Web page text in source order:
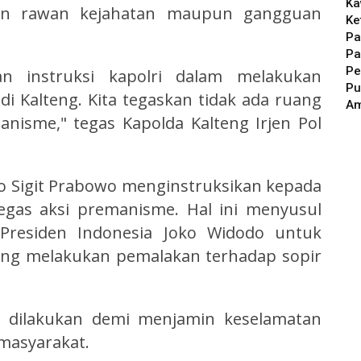
rawan kejahatan maupun gangguan
instruksi kapolri dalam melakukan
Kalteng. Kita tegaskan tidak ada ruang
tegas Kapolda Kalteng Irjen Pol
Sigit Prabowo menginstruksikan kepada
aksi premanisme. Hal ini menyusul
Indonesia Joko Widodo untuk
melakukan pemalakan terhadap sopir
demi menjamin keselamatan